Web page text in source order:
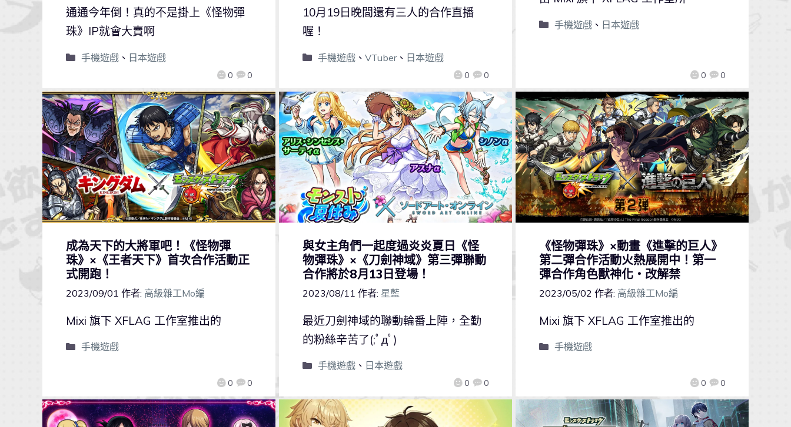
0 0
通通今年倒！真的不是掛上《怪物彈
珠》IP就會大賣啊
手機遊戲、 日本遊戲
0 0
10月19日晚間還有三人的合作直播
喔！
手機遊戲、 VTuber、 日本遊戲
0 0
手機遊戲、 日本遊戲
成為天下的大將軍吧！《怪物彈
珠》×《王者天下》首次合作活動正
式開跑！
2023/09/01 作者: 高級雜工Mo編
0 0
Mixi 旗下 XFLAG 工作室推出的
手機遊戲
與女主角們一起度過炎炎夏日《怪
物彈珠》×《刀劍神域》第三彈聯動
合作將於8月13日登場！
2023/08/11 作者: 星藍
0 0
最近刀劍神域的聯動輪番上陣，全勤
的粉絲辛苦了(;ﾟдﾟ)
手機遊戲、 日本遊戲
《怪物彈珠》×動畫《進擊的巨人》
第二彈合作活動火熱展開中！第一
彈合作角色獸神化・改解禁
2023/05/02 作者: 高級雜工Mo編
0 0
Mixi 旗下 XFLAG 工作室推出的
手機遊戲